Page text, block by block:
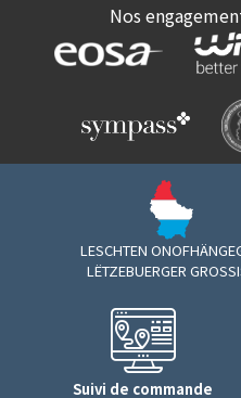
Nos
LESCHTEN
LËTZEBUERGER
Suivi de commande